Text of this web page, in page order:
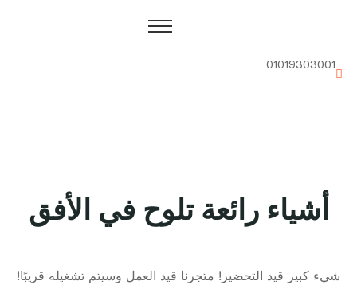
01019303001
أشياء رائعة تلوح في الأفق
شيء كبير قيد التحضير! متجرنا قيد العمل وسيتم تشغيله قريبًا!